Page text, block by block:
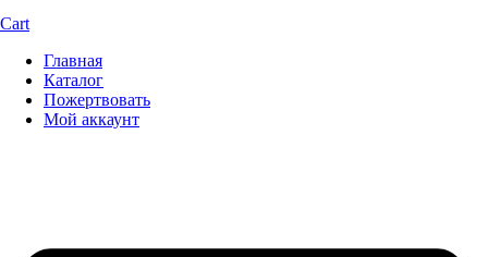
Cart
Главная
Каталог
Пожертвовать
Мой аккаунт